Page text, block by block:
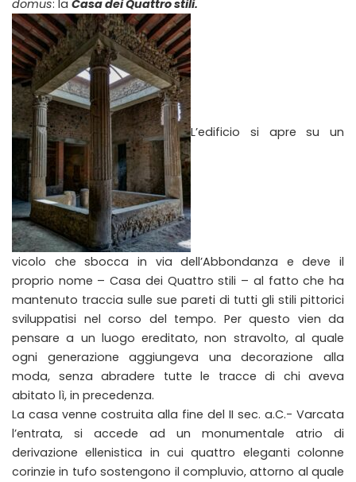
domus: la Casa dei Quattro stili.
L’edificio si apre su un
vicolo che sbocca in via dell’Abbondanza e deve il
proprio nome – Casa dei Quattro stili – al fatto che ha
mantenuto traccia sulle sue pareti di tutti gli stili pittorici
sviluppatisi nel corso del tempo. Per questo vien da
pensare a un luogo ereditato, non stravolto, al quale
ogni generazione aggiungeva una decorazione alla
moda, senza abradere tutte le tracce di chi aveva
abitato lì, in precedenza.
La casa venne costruita alla fine del II sec. a.C.- Varcata
l’entrata, si accede ad un monumentale atrio di
derivazione ellenistica in cui quattro eleganti colonne
corinzie in tufo sostengono il compluvio, attorno al quale